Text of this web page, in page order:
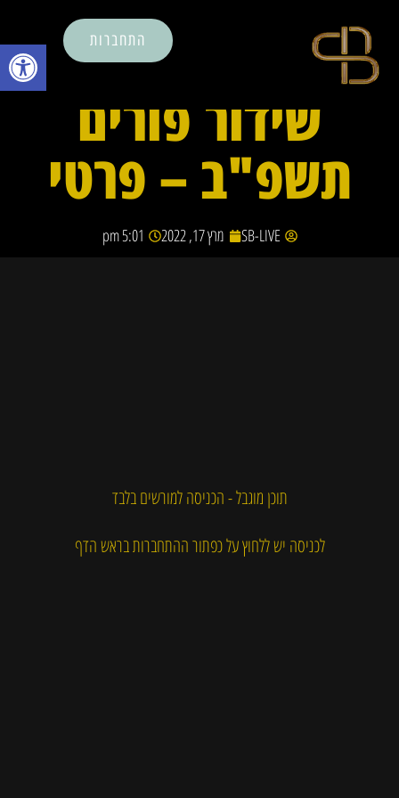
פתח התחברות
שידור פורים
תשפ"ב – פרטי
SB-LIVE מרץ 17, 2022 5:01 pm
תוכן מוגבל - הכניסה למורשים בלבד
לכניסה יש ללחוץ על כפתור ההתחברות בראש הדף